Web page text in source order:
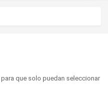
que solo puedan seleccionar